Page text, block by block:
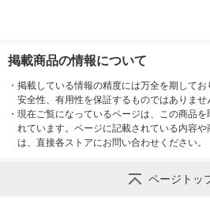
掲載商品の情報について
・ 掲載している情報の精度には万全を期してお
安全性、有用性を保証するものではありませ
・ 現在ご覧になっているページは、この商品
れています。ページに記載されている内容
は、直接各ストアにお問い合わせください。
ページトッ